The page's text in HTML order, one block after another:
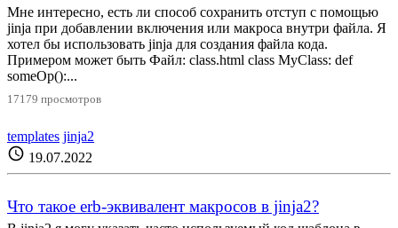
Мне интересно, есть ли способ сохранить отступ с помощью
jinja при добавлении включения или макроса внутри файла. Я
хотел бы использовать jinja для создания файла кода.
Примером может быть Файл: class.html class MyClass: def
someOp():...
17179 просмотров
templates jinja2
schedule 19.07.2022
Что такое erb-эквивалент макросов в jinja2?